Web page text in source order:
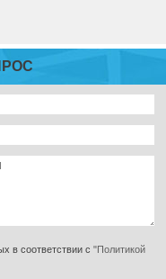
в соответствии с "Политикой